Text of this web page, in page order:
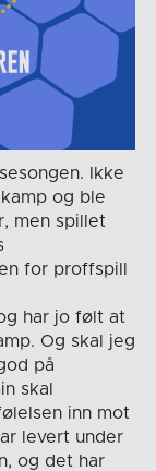
Ikke
og ble
men spillet
for proffspill
har jo følt at
Og skal jeg
på
skal
inn mot
levert under
og det har